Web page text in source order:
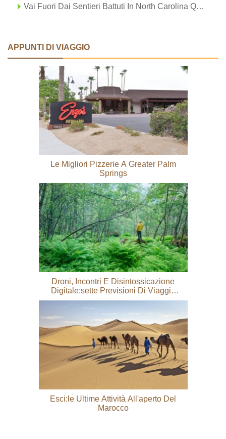
Vai Fuori Dai Sentieri Battuti In North Carolina Questo Autunno
APPUNTI DI VIAGGIO
Le Migliori Pizzerie A Greater Palm
Springs
Droni, Incontri E Disintossicazione
Digitale:sette Previsioni Di Viaggio
Per Il 2018
Esci:le Ultime Attività All'aperto Del
Marocco